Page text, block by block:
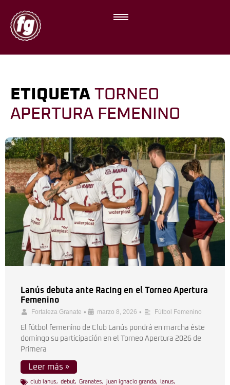
ETIQUETA TORNEO
APERTURA FEMENINO
Lanús debuta ante Racing en el Torneo Apertura
Femenino
Fortaleza Granate • marzo 8, 2026 • Fútbol Femenino
El fútbol femenino de Club Lanús pondrá en marcha éste
domingo su participación en el Torneo Apertura 2026 de
Primera
Leer más »
club lanus, debut, Granates, juan ignacio granda, lanus,